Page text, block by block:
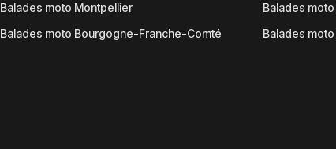
Balades moto Montpellier
Balades moto Bourgogne-Franche-Comté
Balades
Balades moto